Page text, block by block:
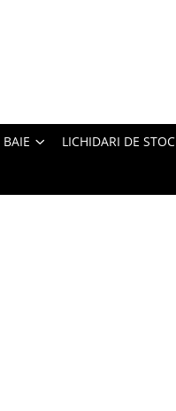
BAIE LICHIDARI DE STOC